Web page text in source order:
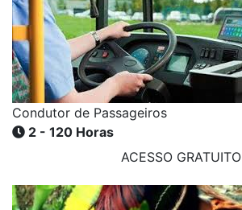
Condutor de Passageiros
2 - 120 Horas
ACESSO GRATUITO